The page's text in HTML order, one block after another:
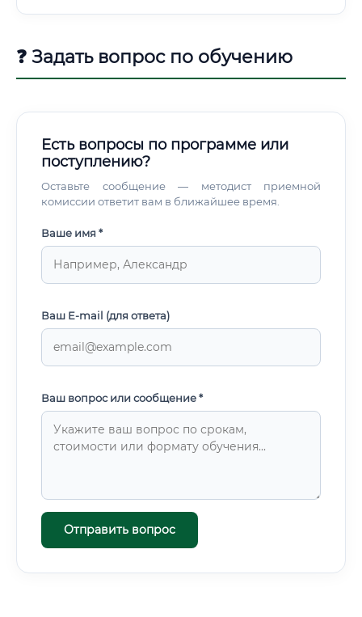
❓ Задать вопрос по обучению
Есть вопросы по программе или
поступлению?
Оставьте сообщение — методист приемной
комиссии ответит вам в ближайшее время.
Ваше имя *
Ваш E-mail (для ответа)
Ваш вопрос или сообщение *
Отправить вопрос